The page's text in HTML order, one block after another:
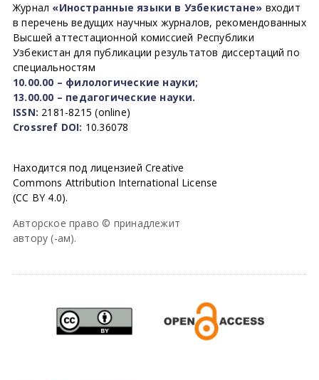
Журнал «Иностранные языки в Узбекистане» входит
в перечень ведущих научных журналов, рекомендованных
Высшей аттестационной комиссией Республики
Узбекистан для публикации результатов диссертаций по
специальностям
10.00.00 – филологические науки;
13.00.00 – педагогические науки.
ISSN: 2181-8215 (online)
Crossref DOI: 10.36078
Находится под лицензией Creative
Commons Attribution International License
(CC BY 4.0).
Авторское право © принадлежит
автору (-ам).